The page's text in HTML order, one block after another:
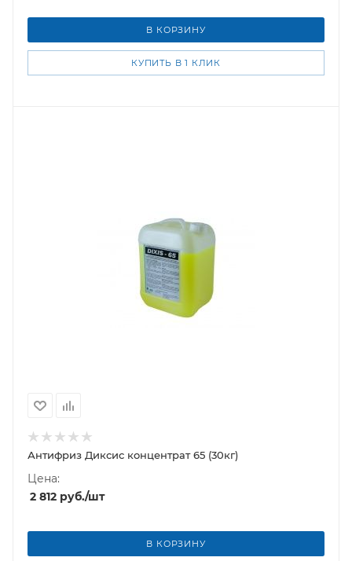
В КОРЗИНУ
КУПИТЬ В 1 КЛИК
Антифриз Диксис концентрат 65 (30кг)
Цена:
2 812 руб./шт
В КОРЗИНУ